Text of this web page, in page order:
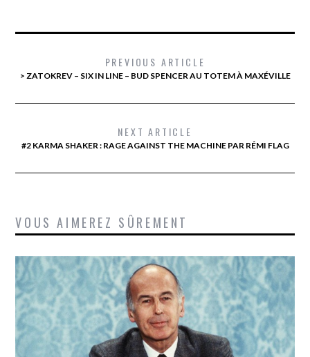
PREVIOUS ARTICLE
> ZATOKREV – SIX IN LINE – BUD SPENCER AU TOTEM À MAXÉVILLE
NEXT ARTICLE
#2 KARMA SHAKER : RAGE AGAINST THE MACHINE PAR RÉMI FLAG
VOUS AIMEREZ SÛREMENT